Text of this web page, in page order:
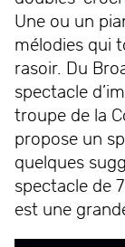
Une ou un
mélodies qui
rasoir. Du
spectacle
troupe de la
propose un
quelques
spectacle de
est une